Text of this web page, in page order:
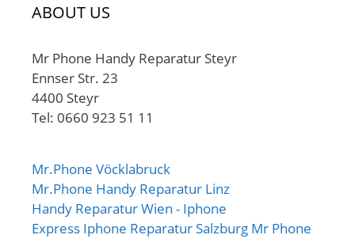
ABOUT US
Mr Phone Handy Reparatur Steyr
Ennser Str. 23
4400 Steyr
Tel: 0660 923 51 11
Mr.Phone Vöcklabruck
Mr.Phone Handy Reparatur Linz
Handy Reparatur Wien - Iphone
Express Iphone Reparatur Salzburg Mr Phone